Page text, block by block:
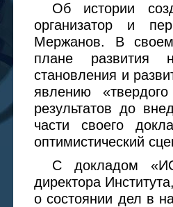
Об истории
организатор и
Мержанов. В
плане развития
становления и
явлению
результатов до
части своего
оптимистический
С докладом
директора
о состоянии дел в